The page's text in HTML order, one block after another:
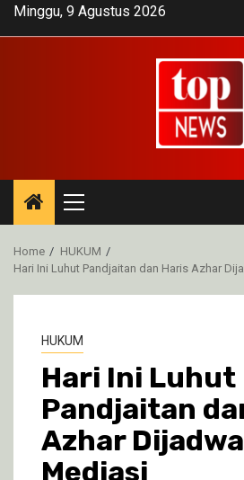
SkipMinggu, 9 Agustus 2026
Primary
Menu
Home
HUKUM
Hari Ini Luhut Pandjaitan dan Haris Azhar
HUKUM
Hari Ini Luhut
Pandjaitan
Azhar
Mediasi